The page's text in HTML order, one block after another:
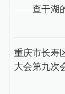
——查干湖
重庆市长寿
大会第九次